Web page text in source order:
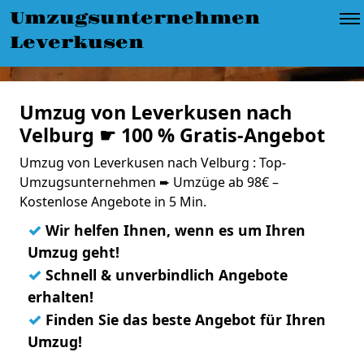
Umzugsunternehmen
Leverkusen
Umzug von Leverkusen nach
Velburg ☛ 100 % Gratis-Angebot
Umzug von Leverkusen nach Velburg : Top-
Umzugsunternehmen ➨ Umzüge ab 98€ –
Kostenlose Angebote in 5 Min.
✓ Wir helfen Ihnen, wenn es um Ihren
Umzug geht!
✓ Schnell & unverbindlich Angebote
erhalten!
✓ Finden Sie das beste Angebot für Ihren
Umzug!